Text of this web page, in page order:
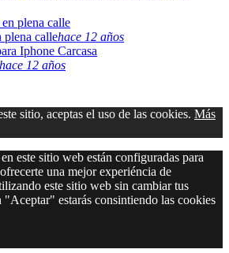
plena callehace 12 años
Carcasa
hace 12 años
sitio, aceptas el uso de las cookies. Más
este sitio web están configuradas para
una mejor experiéncia de
este sitio web sin cambiar tus
"Aceptar" estarás consintiendo las cookies